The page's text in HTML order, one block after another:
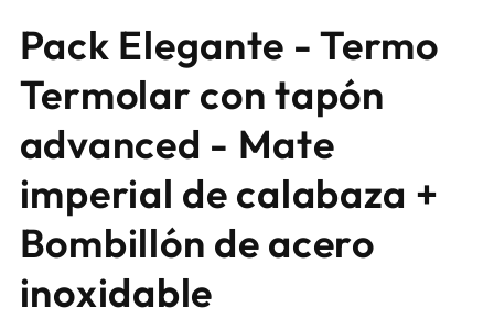
multimedia
1
una
ventana
Pack Elegante - Termo
Termolar con tapón
advanced - Mate
imperial de calabaza +
Bombillón de acero
inoxidable